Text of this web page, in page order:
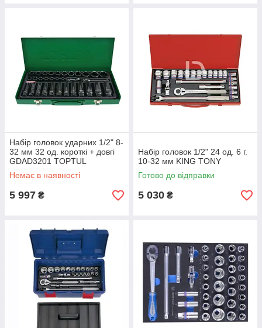
Набір головок ударних 1/2" 8-
32 мм 32 од. короткі + довгі
GDAD3201 TOPTUL
Немає в наявності
5 997 ₴
Набір головок 1/2" 24 од. 6 г.
10-32 мм KING TONY
Готово до відправки
5 030 ₴